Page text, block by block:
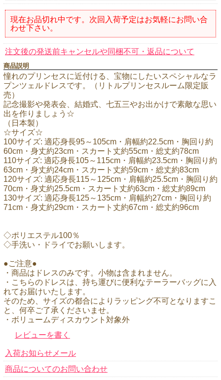
現在お品切れ中です。次回入荷予定はお気軽にお問い合
わせ下さい。
注文後の発送前キャンセルや同梱不可・返品について
商品説明
憧れのプリンセスに近付ける、宝物にしたいスペシャルなラ
プンツェルドレスです。（リトルプリンセスルーム限定販
売）
記念撮影や発表会、結婚式、七五三やお出かけで素敵な思い
出を作りましょう☆
（日本製）
☆サイズ☆
100サイズ: 適応身長95～105cm・肩幅約22.5cm・胸回り約
60cm・身丈約23cm・スカート丈約55cm・総丈約78cm
110サイズ: 適応身長105～115cm・肩幅約23.5cm・胸回り約
63cm・身丈約24cm・スカート丈約59cm・総丈約83cm
120サイズ: 適応身長115～125cm・肩幅約25.5cm・胸回り約
70cm・身丈約25.5cm・スカート丈約63cm・総丈約89cm
130サイズ: 適応身長125～135cm・肩幅約27cm・胸回り約
71cm・身丈約29cm・スカート丈約67cm・総丈約96cm
◇ポリエステル100％
◇手洗い・ドライでお願いします。
●ご注意●
・商品はドレスのみです。小物は含まれません。
・こちらのドレスは、持ち運びに便利なテーラーバッグに入
れてお届けいたします。
そのため、サイズの都合によりラッピング不可となりますこ
と、何卒ご了承くださいませ。
・ボリュームディスカウント対象外
レビューを書く
入荷お知らせメール
商品についてのお問い合わせ